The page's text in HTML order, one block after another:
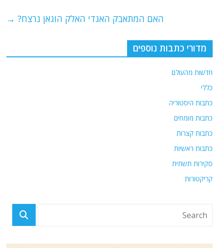
k
האם המתאבק האגדי האלק הוגאן נרצח? →
מדורי כתבות נוספים
חדשות מהעולם
כללי
כתבות היסטוריה
כתבות מומחים
כתבות קצרות
כתבות ראשיות
סקירות תשתית
קריקטורות